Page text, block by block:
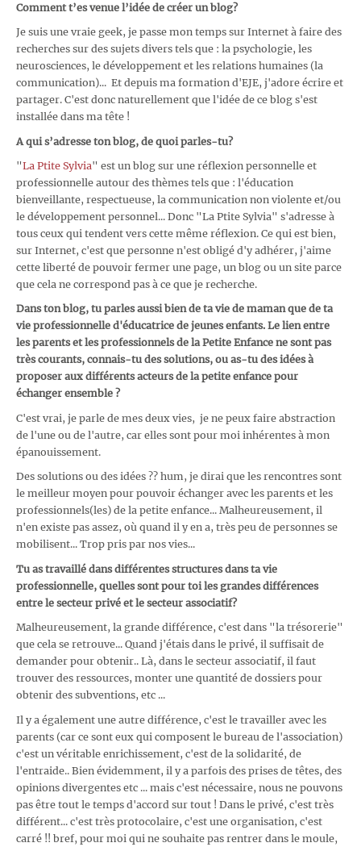
Comment t’es venue l’idée de créer un blog?
Je suis une vraie geek, je passe mon temps sur Internet à faire des
recherches sur des sujets divers tels que : la psychologie, les
neurosciences, le développement et les relations humaines (la
communication)... Et depuis ma formation d'EJE, j'adore écrire et
partager. C'est donc naturellement que l'idée de ce blog s'est
installée dans ma tête !
A qui s’adresse ton blog, de quoi parles-tu?
"La Ptite Sylvia" est un blog sur une réflexion personnelle et
professionnelle autour des thèmes tels que : l'éducation
bienveillante, respectueuse, la communication non violente et/ou
le développement personnel... Donc "La Ptite Sylvia" s'adresse à
tous ceux qui tendent vers cette même réflexion. Ce qui est bien,
sur Internet, c'est que personne n'est obligé d'y adhérer, j'aime
cette liberté de pouvoir fermer une page, un blog ou un site parce
que cela ne correspond pas à ce que je recherche.
Dans ton blog, tu parles aussi bien de ta vie de maman que de ta
vie professionnelle d'éducatrice de jeunes enfants. Le lien entre
les parents et les professionnels de la Petite Enfance ne sont pas
très courants, connais-tu des solutions, ou as-tu des idées à
proposer aux différents acteurs de la petite enfance pour
échanger ensemble ?
C'est vrai, je parle de mes deux vies, je ne peux faire abstraction
de l'une ou de l'autre, car elles sont pour moi inhérentes à mon
épanouissement.
Des solutions ou des idées ?? hum, je dirai que les rencontres sont
le meilleur moyen pour pouvoir échanger avec les parents et les
professionnels(les) de la petite enfance... Malheureusement, il
n'en existe pas assez, où quand il y en a, très peu de personnes se
mobilisent... Trop pris par nos vies...
Tu as travaillé dans différentes structures dans ta vie
professionnelle, quelles sont pour toi les grandes différences
entre le secteur privé et le secteur associatif?
Malheureusement, la grande différence, c'est dans "la trésorerie"
que cela se retrouve... Quand j'étais dans le privé, il suffisait de
demander pour obtenir.. Là, dans le secteur associatif, il faut
trouver des ressources, monter une quantité de dossiers pour
obtenir des subventions, etc ...
Il y a également une autre différence, c'est le travailler avec les
parents (car ce sont eux qui composent le bureau de l'association)
c'est un véritable enrichissement, c'est de la solidarité, de
l'entraide.. Bien évidemment, il y a parfois des prises de têtes, des
opinions divergentes etc ... mais c'est nécessaire, nous ne pouvons
pas être tout le temps d'accord sur tout ! Dans le privé, c'est très
différent... c'est très protocolaire, c'est une organisation, c'est
carré !! bref, pour moi qui ne souhaite pas rentrer dans le moule,